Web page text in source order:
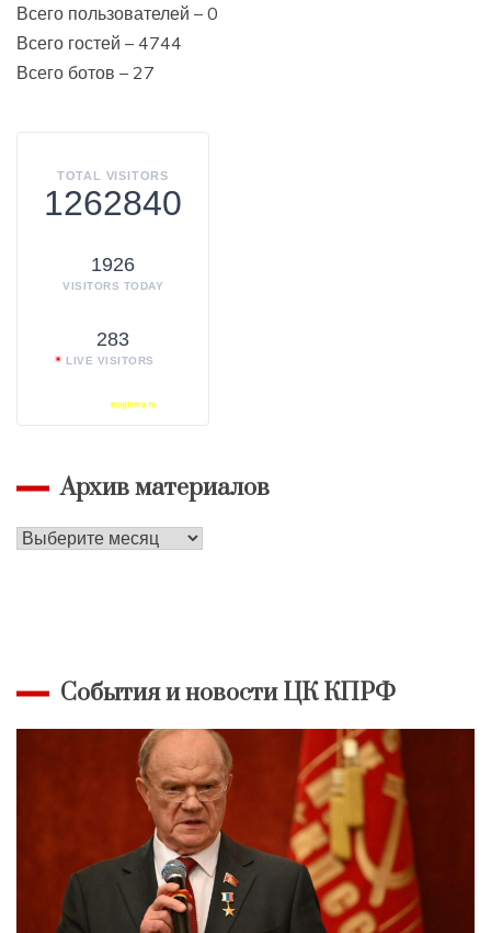
Всего пользователей – 0
Всего гостей – 4744
Всего ботов – 27
TOTAL VISITORS
1262840
1926
VISITORS TODAY
283
LIVE VISITORS
Архив материалов
Архив
События и новости ЦК КПРФ